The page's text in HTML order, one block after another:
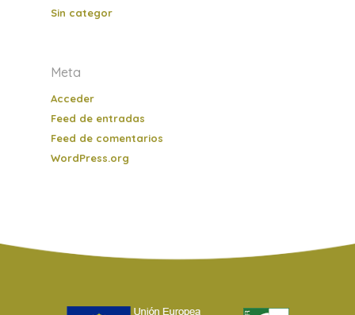
Sin categor
Meta
Acceder
Feed de entradas
Feed de comentarios
WordPress.org